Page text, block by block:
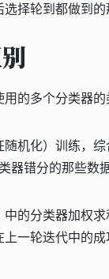
择轮到都做到
的多个分类器的
机化）训练，
器错分的那些数
的分类器加权求
一轮迭代中的